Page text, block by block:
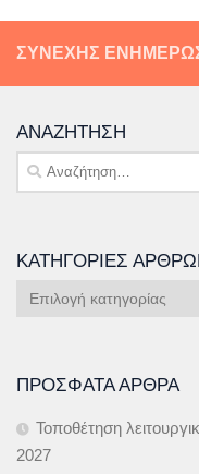
ΣΥΝΕΧΉΣ
ΑΝΑΖΉΤΗΣΗ
Αναζήτηση
για:
ΚΑΤΗΓΟΡΊΕΣ
Κατηγορίες
ΠΡΌΣΦΑΤΑ ΆΡΘΡΑ
Τοποθέτηση
2027